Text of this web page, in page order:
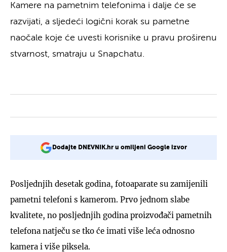
Kamere na pametnim telefonima i dalje će se
razvijati, a sljedeći logični korak su pametne
naočale koje će uvesti korisnike u pravu proširenu
stvarnost, smatraju u Snapchatu.
Dodajte DNEVNIK.hr u omiljeni Google izvor
Posljednjih desetak godina, fotoaparate su zamijenili
pametni telefoni s kamerom. Prvo jednom slabe
kvalitete, no posljednjih godina proizvođači pametnih
telefona natječu se tko će imati više leća odnosno
kamera i više piksela.